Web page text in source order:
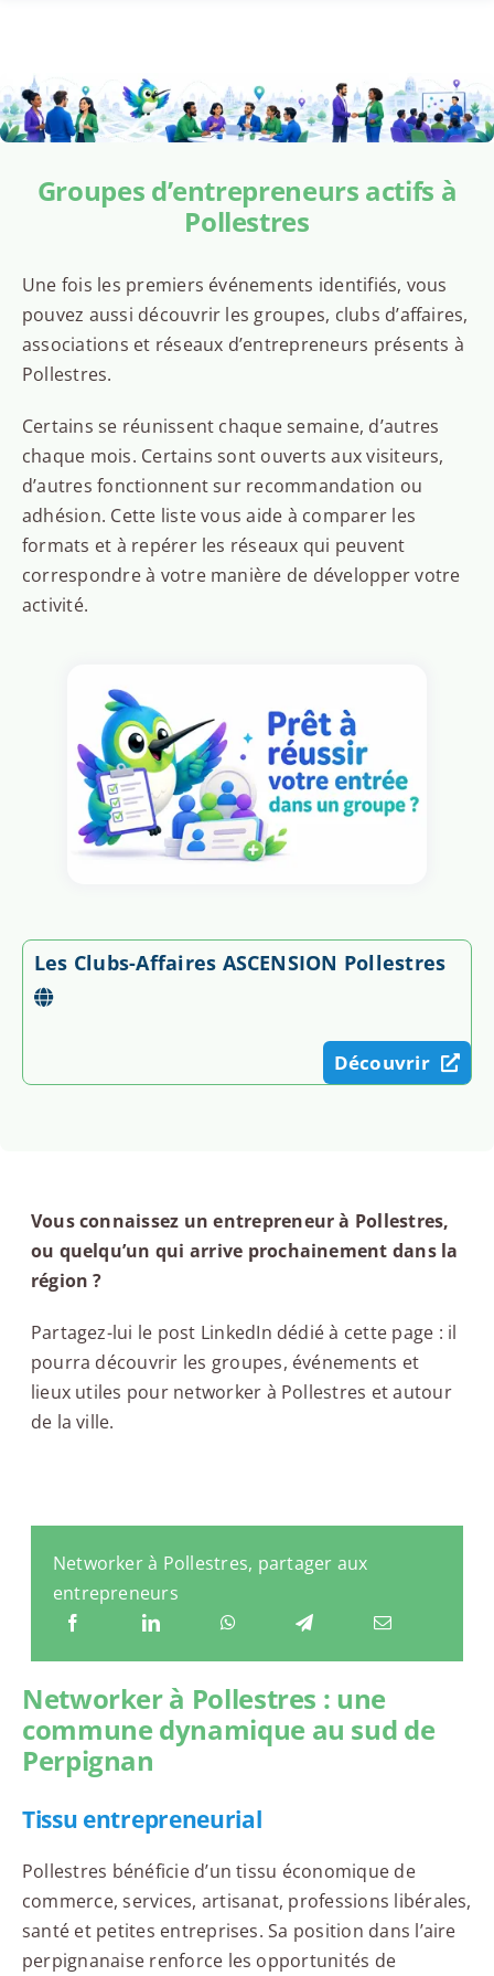
Groupes d’entrepreneurs actifs à
Pollestres
Une fois les premiers événements identifiés, vous
pouvez aussi découvrir les groupes, clubs d’affaires,
associations et réseaux d’entrepreneurs présents à
Pollestres.
Certains se réunissent chaque semaine, d’autres
chaque mois. Certains sont ouverts aux visiteurs,
d’autres fonctionnent sur recommandation ou
adhésion. Cette liste vous aide à comparer les
formats et à repérer les réseaux qui peuvent
correspondre à votre manière de développer votre
activité.
Les Clubs-Affaires ASCENSION Pollestres
Découvrir
Vous connaissez un entrepreneur à Pollestres,
ou quelqu’un qui arrive prochainement dans la
région ?
Partagez-lui le post LinkedIn dédié à cette page : il
pourra découvrir les groupes, événements et
lieux utiles pour networker à Pollestres et autour
de la ville.
Networker à Pollestres, partager aux
entrepreneurs
Networker à Pollestres : une
commune dynamique au sud de
Perpignan
Tissu entrepreneurial
Pollestres bénéficie d’un tissu économique de
commerce, services, artisanat, professions libérales,
santé et petites entreprises. Sa position dans l’aire
perpignanaise renforce les opportunités de